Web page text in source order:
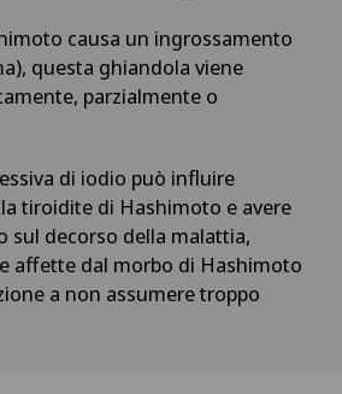
– ernia discale cervicale
causa un ingrossamento
questa ghiandola viene
parzialmente o
di iodio può influire
tiroidite di Hashimoto e avere
sul decorso della malattia,
affette dal morbo di Hashimoto
a non assumere troppo